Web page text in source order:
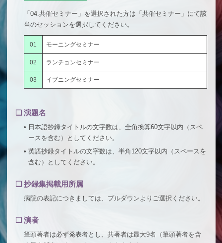
「04.共催セミナー」を選択された方は「共催セミナー」にて該
当のセッションを選択してください。
01 モーニングセミナー
02 ランチョンセミナー
03 イブニングセミナー
❏演題名
• 日本語抄録タイトルの文字数は、全角換算60文字以内（スペ
ースを含む）としてください。
• 英語抄録タイトルの文字数は、半角120文字以内（スペースを
含む）としてください。
❏抄録集掲載用所属
病院の表記につきましては、プルダウンよりご選択ください。
❏演者
筆頭著者は必ず発表者とし、共著者は最大9名（筆頭著者を含